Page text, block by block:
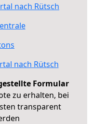
nach Rütsch
nach Rütsch
Formular
zu erhalten, bei
transparent